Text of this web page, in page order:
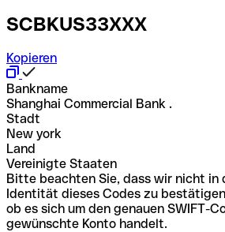
SCBKUS33XXX
Kopieren
Bankname
Shanghai Commercial Bank .
Stadt
New york
Land
Vereinigte Staaten
Bitte beachten Sie, dass wir nicht in
Identität dieses Codes zu
ob es sich um den genauen SWIFT-
gewünschte Konto handelt.